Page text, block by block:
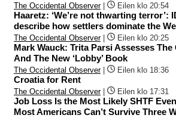
The Occidental Observer| Eilen klo 20:54
Haaretz: ‘We’re not thwarting terror’:
describe how settlers dominate the
The Occidental Observer| Eilen klo 20:25
Mark Wauck: Trita Parsi Assesses
And The New ‘Lobby’ Book
The Occidental Observer| Eilen klo 18:36
Croatia for Rent
The Occidental Observer| Eilen klo 17:31
Job Loss Is the Most Likely SHTF
Most Americans Can’t Survive Three